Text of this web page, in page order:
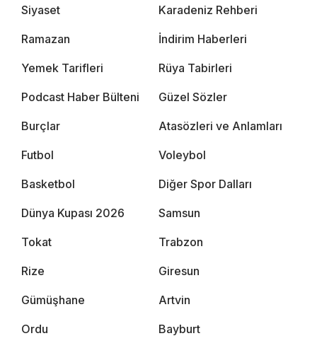
Siyaset Karadeniz Rehberi
Ramazan İndirim Haberleri
Yemek Tarifleri Rüya Tabirleri
Podcast Haber Bülteni Güzel Sözler
Burçlar Atasözleri ve Anlamları
Futbol Voleybol
Basketbol Diğer Spor Dalları
Dünya Kupası 2026 Samsun
Tokat Trabzon
Rize Giresun
Gümüşhane Artvin
Ordu Bayburt